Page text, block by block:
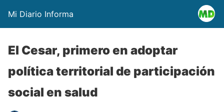
Mi Diario Informa
El Cesar, primero en adoptar
política territorial de participación
social en salud